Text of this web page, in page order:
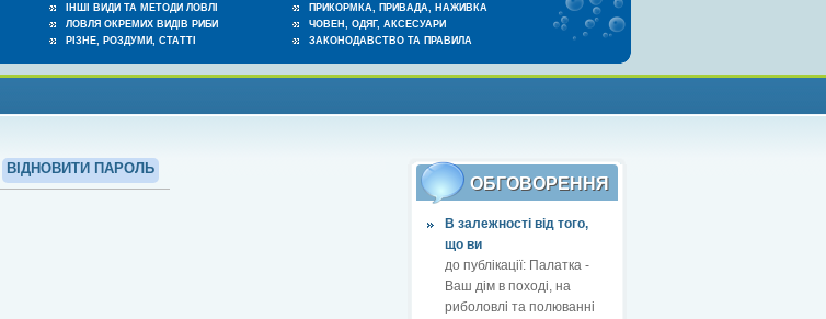
ІНШІ ВИДИ ТА МЕТОДИ ЛОВЛІ
ЛОВЛЯ ОКРЕМИХ ВИДІВ РИБИ
РІЗНЕ, РОЗДУМИ, СТАТТІ
ПРИКОРМКА, ПРИВАДА, НАЖИВКА
ЧОВЕН, ОДЯГ, АКСЕСУАРИ
ЗАКОНОДАВСТВО ТА ПРАВИЛА
ВІДНОВИТИ ПАРОЛЬ
ОБГОВОРЕННЯ
В залежності від того,
що ви
до публікації: Палатка -
Ваш дім в поході, на
риболовлі та полюванні